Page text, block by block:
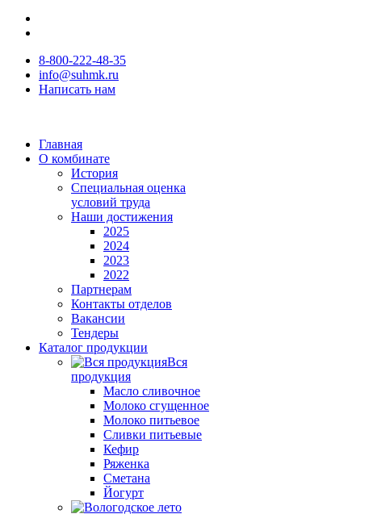
8-800-222-48-35
info@suhmk.ru
Написать нам
Главная
О комбинате
История
Специальная оценка
условий труда
Наши достижения
2025
2024
2023
2022
Партнерам
Контакты отделов
Вакансии
Тендеры
Каталог продукции
Вся
продукция
Масло сливочное
Молоко сгущенное
Молоко питьевое
Сливки питьевые
Кефир
Ряженка
Сметана
Йогурт